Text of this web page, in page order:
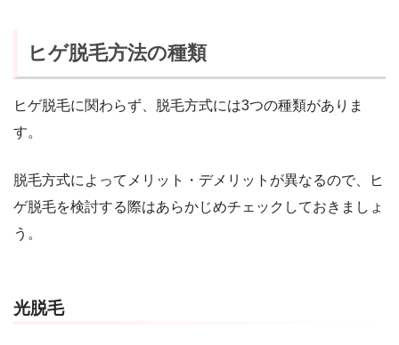
ヒゲ脱毛方法の種類
ヒゲ脱毛に関わらず、脱毛方式には3つの種類がありま
す。
脱毛方式によってメリット・デメリットが異なるので、ヒ
ゲ脱毛を検討する際はあらかじめチェックしておきましょ
う。
光脱毛